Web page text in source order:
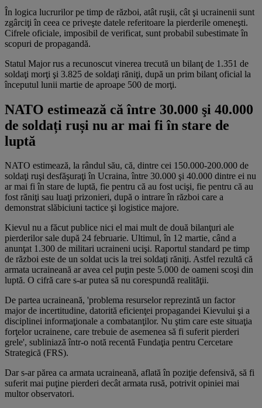
În logica lucrurilor pe timp de război, atât ruşii, cât şi ucrainenii sunt
zgârciţi în ceea ce priveşte datele referitoare la pierderile omeneşti.
Cifrele oficiale, imposibil de verificat, sunt probabil subestimate în
scopuri de propagandă.
Statul Major rus a recunoscut vinerea trecută un bilanţ de 1.351 de
soldaţi morţi şi 3.825 de soldaţi răniţi, după un prim bilanţ oficial la
începutul lunii martie de aproape 500 de morţi.
NATO estimează că între 30.000 şi 40.000
de soldați ruși nu ar mai fi în stare de
luptă
NATO estimează, la rândul său, că, dintre cei 150.000-200.000 de
soldaţi ruşi desfăşuraţi în Ucraina, între 30.000 şi 40.000 dintre ei nu
ar mai fi în stare de luptă, fie pentru că au fost ucişi, fie pentru că au
fost răniţi sau luaţi prizonieri, după o intrare în război care a
demonstrat slăbiciuni tactice şi logistice majore.
Kievul nu a făcut publice nici el mai mult de două bilanţuri ale
pierderilor sale după 24 februarie. Ultimul, în 12 martie, când a
anunţat 1.300 de militari ucraineni ucişi. Raportul standard pe timp
de război este de un soldat ucis la trei soldaţi răniţi. Astfel rezultă că
armata ucraineană ar avea cel puţin peste 5.000 de oameni scoşi din
luptă. O cifră care s-ar putea să nu corespundă realităţii.
De partea ucraineană, 'problema resurselor reprezintă un factor
major de incertitudine, datorită eficienţei propagandei Kievului şi a
disciplinei informaţionale a combatanţilor. Nu ştim care este situaţia
forţelor ucrainene, care trebuie de asemenea să fi suferit pierderi
grele', subliniază într-o notă recentă Fundaţia pentru Cercetare
Strategică (FRS).
Dar s-ar părea ca armata ucraineană, aflată în poziţie defensivă, să fi
suferit mai puţine pierderi decât armata rusă, potrivit opiniei mai
multor observatori.